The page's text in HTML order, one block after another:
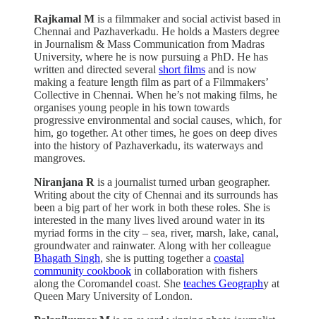
Rajkamal M is a filmmaker and social activist based in
Chennai and Pazhaverkadu. He holds a Masters degree
in Journalism & Mass Communication from Madras
University, where he is now pursuing a PhD. He has
written and directed several short films and is now
making a feature length film as part of a Filmmakers’
Collective in Chennai. When he’s not making films, he
organises young people in his town towards
progressive environmental and social causes, which, for
him, go together. At other times, he goes on deep dives
into the history of Pazhaverkadu, its waterways and
mangroves.
Niranjana R is a journalist turned urban geographer.
Writing about the city of Chennai and its surrounds has
been a big part of her work in both these roles. She is
interested in the many lives lived around water in its
myriad forms in the city – sea, river, marsh, lake, canal,
groundwater and rainwater. Along with her colleague
Bhagath Singh, she is putting together a coastal
community cookbook in collaboration with fishers
along the Coromandel coast. She teaches Geography at
Queen Mary University of London.